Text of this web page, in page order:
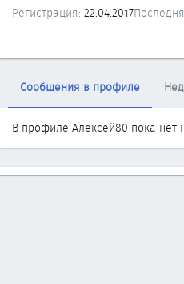
Регистрация 22.04.2017
Сообщения в профиле
В профиле Алексей80 пока нет